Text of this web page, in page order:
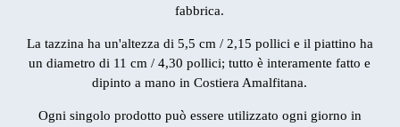
fabbrica.
La tazzina ha un'altezza di 5,5 cm / 2,15 pollici e il piattino ha
un diametro di 11 cm / 4,30 pollici; tutto è interamente fatto e
dipinto a mano in Costiera Amalfitana.
Ogni singolo prodotto può essere utilizzato ogni giorno in